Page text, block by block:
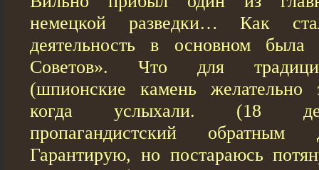
немецкой разведки… Как
деятельность в основном была
Советов». Что для
(шпионские камень желательно
когда услыхали. (18
пропагандистский обратным
Гарантирую, но постараюсь